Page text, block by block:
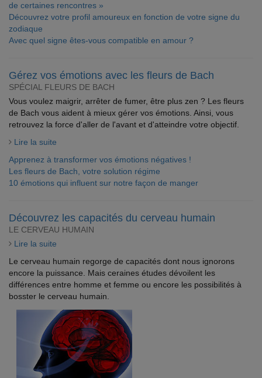
de certaines rencontres »
Découvrez votre profil amoureux en fonction de votre signe du
zodiaque
Avec quel signe êtes-vous compatible en amour ?
Gérez vos émotions avec les fleurs de Bach
SPÉCIAL FLEURS DE BACH
Vous voulez maigrir, arrêter de fumer, être plus zen ? Les fleurs
de Bach vous aident à mieux gérer vos émotions. Ainsi, vous
retrouvez la force d'aller de l'avant et d'atteindre votre objectif.
Lire la suite
Apprenez à transformer vos émotions négatives !
Les fleurs de Bach, votre solution régime
10 émotions qui influent sur notre façon de manger
Découvrez les capacités du cerveau humain
LE CERVEAU HUMAIN
Lire la suite
Le cerveau humain regorge de capacités dont nous ignorons
encore la puissance. Mais ceraines études dévoilent les
différences entre homme et femme ou encore les possibilités à
bosster le cerveau humain.